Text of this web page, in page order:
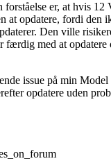
er, at hvis 12
at opdatere, fordi den
Den ville
færdig med at opdatere
issue på min
opdatere uden